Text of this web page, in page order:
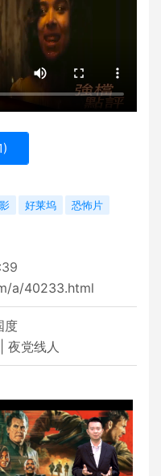
)
好莱坞
恐怖片
a/40233.html
度
夜党线人